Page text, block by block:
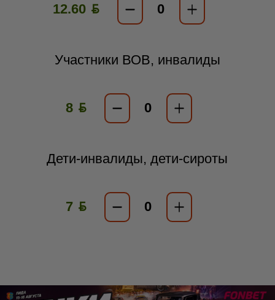
12.60 ƃ
Участники ВОВ, инвалиды
8 ƃ
Дети-инвалиды, дети-сироты
7 ƃ